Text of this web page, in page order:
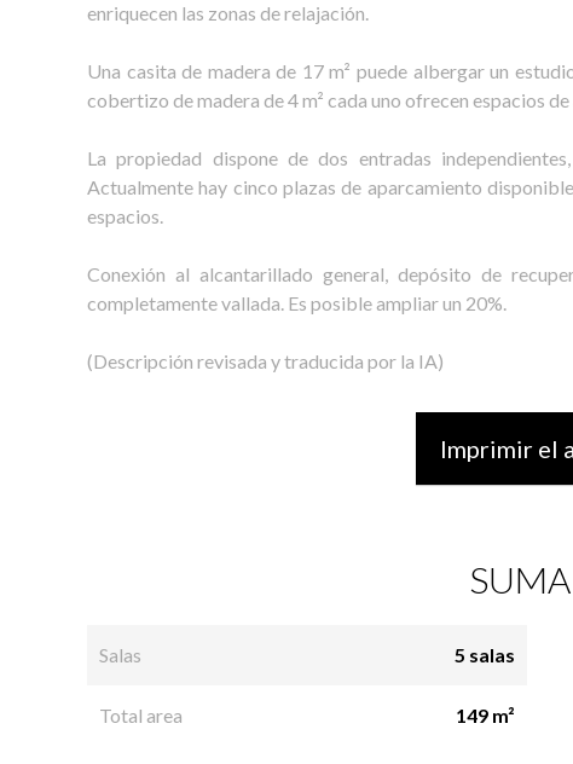
enriquecen las zonas de relajación.
Una casita de madera de 17 m² puede albergar un
cobertizo de madera de 4 m² cada uno ofrecen espacios
La propiedad dispone de dos entradas
Actualmente hay cinco plazas de aparcamiento
espacios.
Conexión al alcantarillado general, depósito de
completamente vallada. Es posible ampliar un 20%.
(Descripción revisada y traducida por la IA)
Imprimir el
Salas 5 salas
Total area 149 m²